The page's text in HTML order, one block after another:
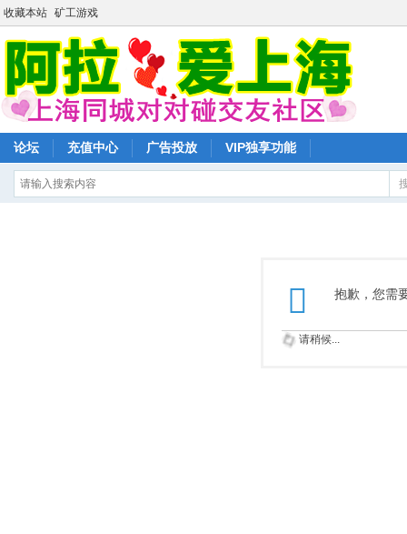
收藏本站 矿工游戏
论坛 充值中心 广告投放 VIP独享功能
抱歉，您需
请稍候...